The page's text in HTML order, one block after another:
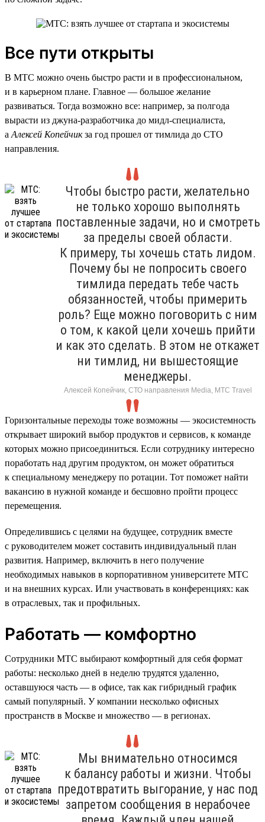
Все пути открыты
В МТС можно очень быстро расти и в профессиональном,
и в карьерном плане. Главное — большое желание
развиваться. Тогда возможно все: например, за полгода
вырасти из джуна-разработчика до мидл-специалиста,
а Алексей Копейчикза год прошел от тимлида до CTO
направления.
Чтобы быстро расти, желательно
не только хорошо выполнять
поставленные задачи, но и смотреть
за пределы своей области.
К примеру, ты хочешь стать лидом.
Почему бы не попросить своего
тимлида передать тебе часть
обязанностей, чтобы примерить
роль? Еще можно поговорить с ним
о том, к какой цели хочешь прийти
и как это сделать. В этом не откажет
ни тимлид, ни вышестоящие
менеджеры.
Алексей Копейчик, СТО направления Media, МТС Travel
Горизонтальные переходы тоже возможны — экосистемность
открывает широкий выбор продуктов и сервисов, к команде
которых можно присоединиться. Если сотруднику интересно
поработать над другим продуктом, он может обратиться
к специальному менеджеру по ротации. Тот поможет найти
вакансию в нужной команде и бесшовно пройти процесс
перемещения.
Определившись с целями на будущее, сотрудник вместе
с руководителем может составить индивидуальный план
развития. Например, включить в него получение
необходимых навыков в корпоративном университете МТС
и на внешних курсах. Или участвовать в конференциях: как
в отраслевых, так и профильных.
Работать — комфортно
Сотрудники МТС выбирают комфортный для себя формат
работы: несколько дней в неделю трудятся удаленно,
оставшуюся часть — в офисе, так как гибридный график
самый популярный. У компании несколько офисных
пространств в Москве и множество — в регионах.
Мы внимательно относимся
к балансу работы и жизни. Чтобы
предотвратить выгорание, у нас под
запретом сообщения в нерабочее